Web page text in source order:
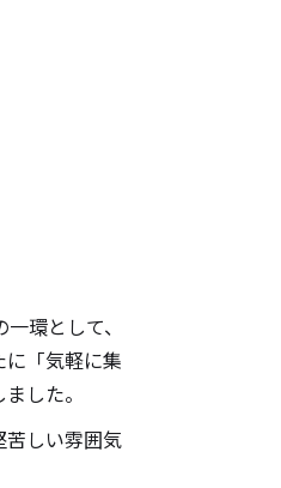
環として、
に「気軽に集
した。
苦しい雰囲気